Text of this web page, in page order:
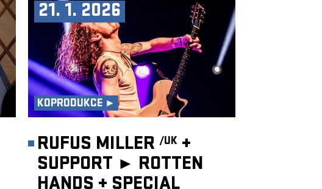
21. 1. 2026
KOPRODUKCE ►
RUFUS MILLER /UK +
SUPPORT ► ROTTEN